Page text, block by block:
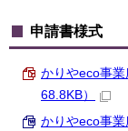
申請書様式
かりやeco事
68.8KB）
かりやeco事